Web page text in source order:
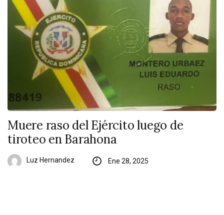
Muere raso del Ejército luego de
tiroteo en Barahona
Luz Hernandez Ene 28, 2025